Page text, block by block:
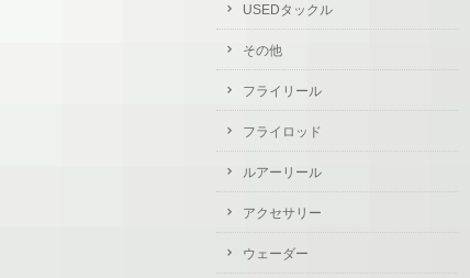
USEDタックル
その他
フライリール
フライロッド
ルアーリール
アクセサリー
ウェーダー